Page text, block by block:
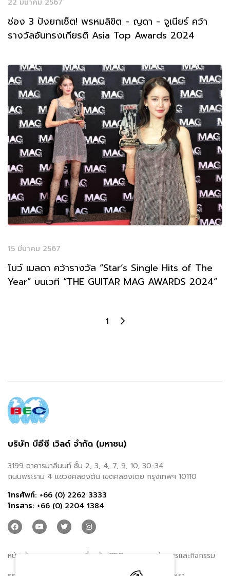
ช่อง 3 ปังยกเซ็ต! พรหมลิขิต - ญดา - จูเนียร์ คว้า
รางวัลอันทรงเกียรติ Asia Top Awards 2024
15 มีนาคม 2567
โบว์ เมลดา คว้ารางวัล “Star’s Single Hits of The
Year” บนเวที “THE GUITAR MAG AWARDS 2024”
1
บริษัท บีอีซี เวิลด์ จำกัด (มหาชน)
3199 อาคารมาลีนนท์ ชั้น 2, 3, 4, 7, 9, 10, 30-34
ถนนพระราม 4 แขวงคลองตัน เขตคลองเตย กรุงเทพฯ 10110
โทรศัพท์: +66 (0) 2262 3333
โทรสาร: +66 (0) 2204 1384
หน้าหลัก
เกี่ยวกับ BEC
ข่าวสารและกิจกรรม